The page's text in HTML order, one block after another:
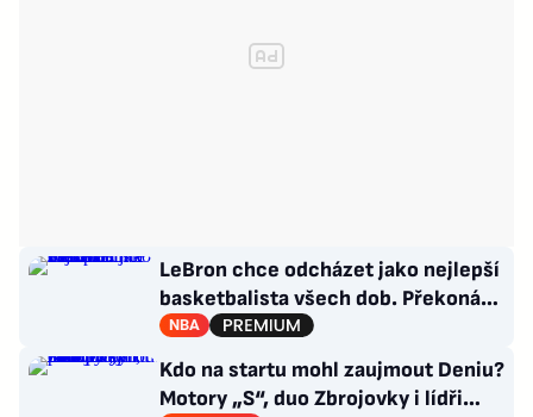
LeBron chce odcházet jako nejlepší
basketbalista všech dob. Překoná
Jordana?
NBA
Kdo na startu mohl zaujmout Deniu?
Motory „S“, duo Zbrojovky i lídři